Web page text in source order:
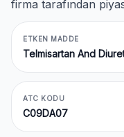
firma tarafından
ETKEN MADDE
Telmisartan And
ATC KODU
C09DA07